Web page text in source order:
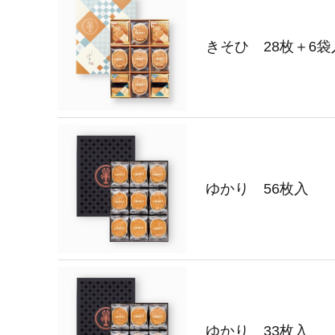
きそひ 28枚＋6袋
ゆかり 56枚入
ゆかり 33枚入